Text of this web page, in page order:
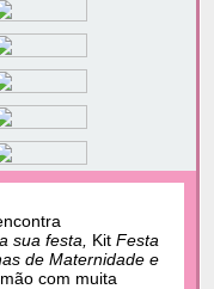
sua festa, KitFesta
de Maternidade e
com muita